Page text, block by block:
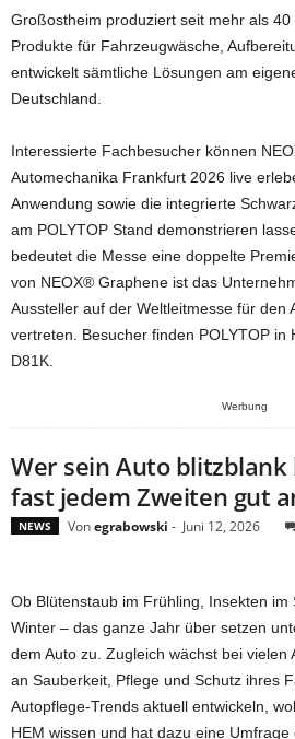
Großostheim produziert seit mehr als
Produkte für Fahrzeugwäsche,
entwickelt sämtliche Lösungen am
Deutschland.
Interessierte Fachbesucher können
Automechanika Frankfurt 2026 live
Anwendung sowie die integrierte
am POLYTOP Stand demonstrieren
bedeutet die Messe eine doppelte
von NEOX® Graphene ist das
Aussteller auf der Weltleitmesse für den
vertreten. Besucher finden POLYTOP in
D81K.
Werbung
Wer sein Auto
fast jedem Zweiten gut
NEWS Vonegrabowski - Juni 12, 2026
Ob Blütenstaub im Frühling, Insekten im
Winter – das ganze Jahr über setzen
dem Auto zu. Zugleich wächst bei vielen
an Sauberkeit, Pflege und Schutz ihres
Autopflege-Trends aktuell entwickeln,
HEM wissen und hat dazu eine Umfrage